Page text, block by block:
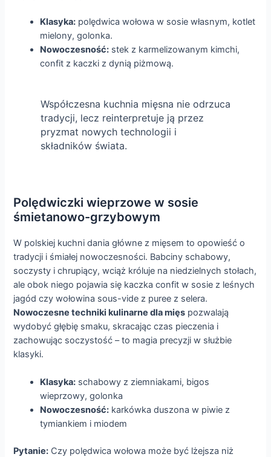
Klasyka: polędwica wołowa w sosie własnym, kotlet
mielony, golonka.
Nowoczesność: stek z karmelizowanym kimchi,
confit z kaczki z dynią piżmową.
Współczesna kuchnia mięsna nie odrzuca
tradycji, lecz reinterpretuje ją przez
pryzmat nowych technologii i
składników świata.
Polędwiczki wieprzowe w sosie
śmietanowo-grzybowym
W polskiej kuchni dania główne z mięsem to opowieść o
tradycji i śmiałej nowoczesności. Babciny schabowy,
soczysty i chrupiący, wciąż króluje na niedzielnych stołach,
ale obok niego pojawia się kaczka confit w sosie z leśnych
jagód czy wołowina sous-vide z puree z selera.
Nowoczesne techniki kulinarne dla mięs pozwalają
wydobyć głębię smaku, skracając czas pieczenia i
zachowując soczystość – to magia precyzji w służbie
klasyki.
Klasyka: schabowy z ziemniakami, bigos
wieprzowy, golonka
Nowoczesność: karkówka duszona w piwie z
tymiankiem i miodem
Pytanie: Czy polędwica wołowa może być lżejsza niż